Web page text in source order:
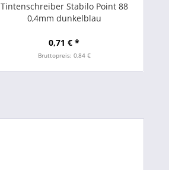
Tintenschreiber Stabilo Point 88
0,4mm dunkelblau
0,71 € *
Bruttopreis: 0,84 €